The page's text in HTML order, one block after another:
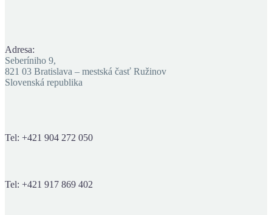
Adresa:
Seberíniho 9,
821 03 Bratislava – mestská časť Ružinov
Slovenská republika
Tel: +421 904 272 050
Tel: +421 917 869 402